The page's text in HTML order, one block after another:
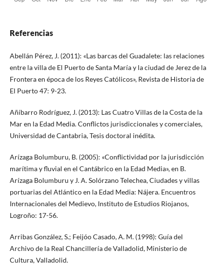
Referencias
Abellán Pérez, J. (2011): «Las barcas del Guadalete: las relaciones
entre la villa de El Puerto de Santa María y la ciudad de Jerez de la
Frontera en época de los Reyes Católicos», Revista de Historia de
El Puerto 47: 9-23.
Añíbarro Rodríguez, J. (2013): Las Cuatro Villas de la Costa de la
Mar en la Edad Media. Conflictos jurisdiccionales y comerciales,
Universidad de Cantabria, Tesis doctoral inédita.
Arízaga Bolumburu, B. (2005): «Conflictividad por la jurisdicción
marítima y fluvial en el Cantábrico en la Edad Media», en B.
Arízaga Bolumburu y J. A. Solórzano Telechea, Ciudades y villas
portuarias del Atlántico en la Edad Media: Nájera. Encuentros
Internacionales del Medievo, Instituto de Estudios Riojanos,
Logroño: 17-56.
Arribas González, S.; Feijóo Casado, A. M. (1998): Guía del
Archivo de la Real Chancillería de Valladolid, Ministerio de
Cultura, Valladolid.